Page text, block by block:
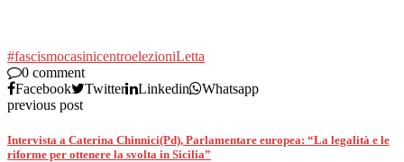
#fascismocasinicentroelezioniLetta
0 comment
Facebook
Twitter Linkedin
Whatsapp
previous post
Intervista a Caterina Chinnici(Pd), Parlamentare europea: “La legalità e le
riforme per ottenere la svolta in Sicilia”